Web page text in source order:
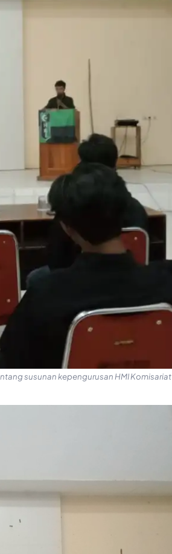
susunan kepengurusan HMI Komisariat